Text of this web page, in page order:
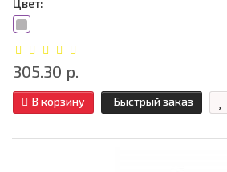
Цвет:
305.30 р.
В корзину Быстрый заказ